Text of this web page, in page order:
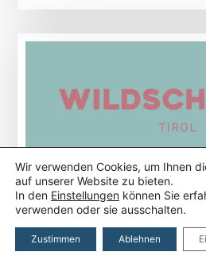
Wir verwenden Cookies, um Ihnen
auf unserer Website zu bieten.
In den Einstellungen können Sie
verwenden oder sie ausschalten.
Zustimmen Ablehnen